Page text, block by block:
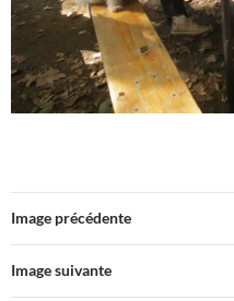
Image précédente
Image suivante